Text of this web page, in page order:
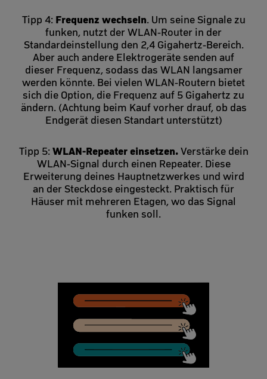
Tipp 4: Frequenz wechseln. Um seine Signale zu
funken, nutzt der WLAN-Router in der
Standardeinstellung den 2,4 Gigahertz-Bereich.
Aber auch andere Elektrogeräte senden auf
dieser Frequenz, sodass das WLAN langsamer
werden könnte. Bei vielen WLAN-Routern bietet
sich die Option, die Frequenz auf 5 Gigahertz zu
ändern. (Achtung beim Kauf vorher drauf, ob das
Endgerät diesen Standart unterstützt)
Tipp 5: WLAN-Repeater einsetzen. Verstärke dein
WLAN-Signal durch einen Repeater. Diese
Erweiterung deines Hauptnetzwerkes und wird
an der Steckdose eingesteckt. Praktisch für
Häuser mit mehreren Etagen, wo das Signal
funken soll.